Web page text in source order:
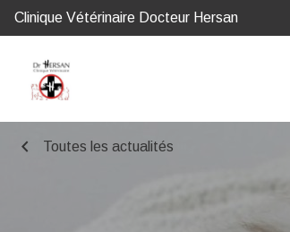
Clinique Vétérinaire Docteur Hersan
chevron_left Toutes les actualités